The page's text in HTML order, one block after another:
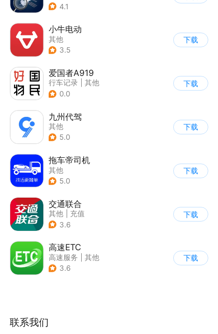
4.1
小牛电动
其他
3.5
下载
爱国者A919
行车记录
其他
0.0
下载
九州代驾
其他
5.0
下载
拖车帝司机
其他
5.0
下载
交通联合
其他
充值
3.6
下载
高速ETC
高速服务
其他
3.6
下载
联系我们